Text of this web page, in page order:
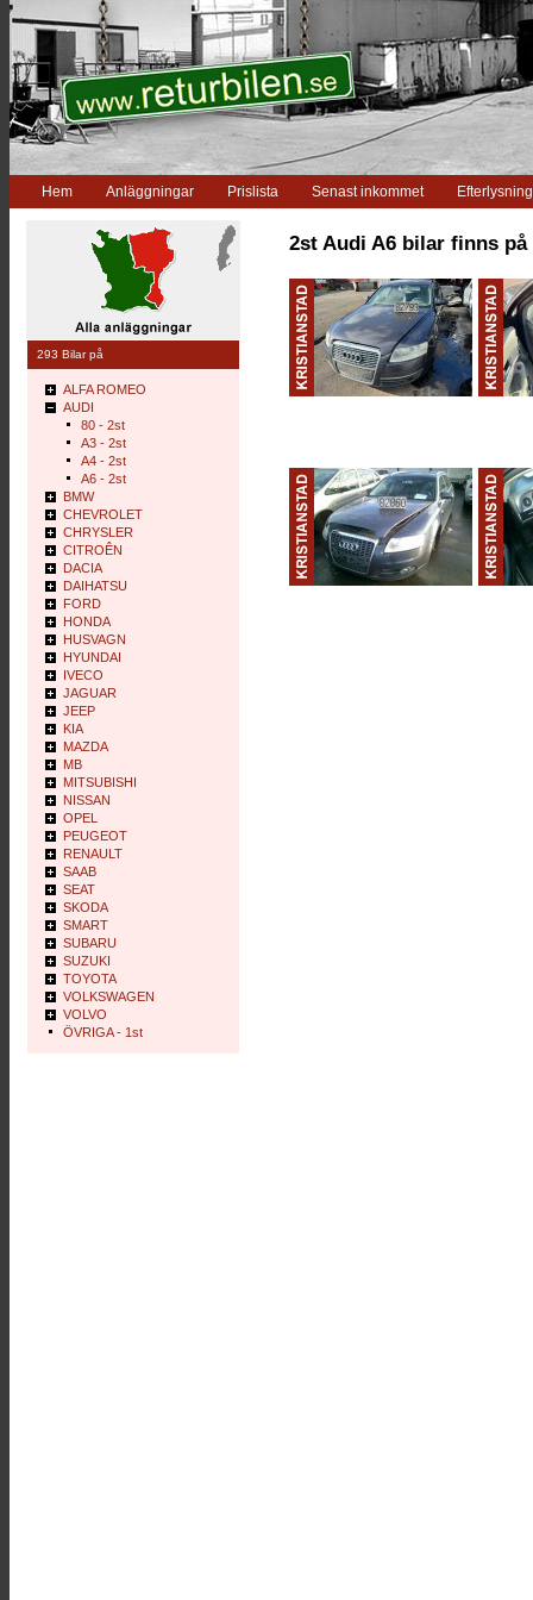
Hem Anläggningar Prislista Senast inkommet Efterlysning
2st Audi A6 bilar finns på
293 Bilar på
ALFA ROMEO
AUDI
80 - 2st
A3 - 2st
A4 - 2st
A6 - 2st
BMW
CHEVROLET
CHRYSLER
CITROÊN
DACIA
DAIHATSU
FORD
HONDA
HUSVAGN
HYUNDAI
IVECO
JAGUAR
JEEP
KIA
MAZDA
MB
MITSUBISHI
NISSAN
OPEL
PEUGEOT
RENAULT
SAAB
SEAT
SKODA
SMART
SUBARU
SUZUKI
TOYOTA
VOLKSWAGEN
VOLVO
ÖVRIGA - 1st